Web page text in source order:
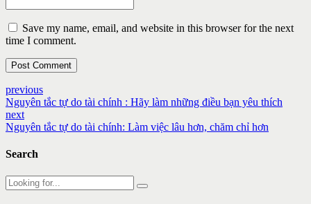
Save my name, email, and website in this browser for the next
time I comment.
Post Comment
previous
Nguyên tắc tự do tài chính : Hãy làm những điều bạn yêu thích
next
Nguyên tắc tự do tài chính: Làm việc lâu hơn, chăm chỉ hơn
Search